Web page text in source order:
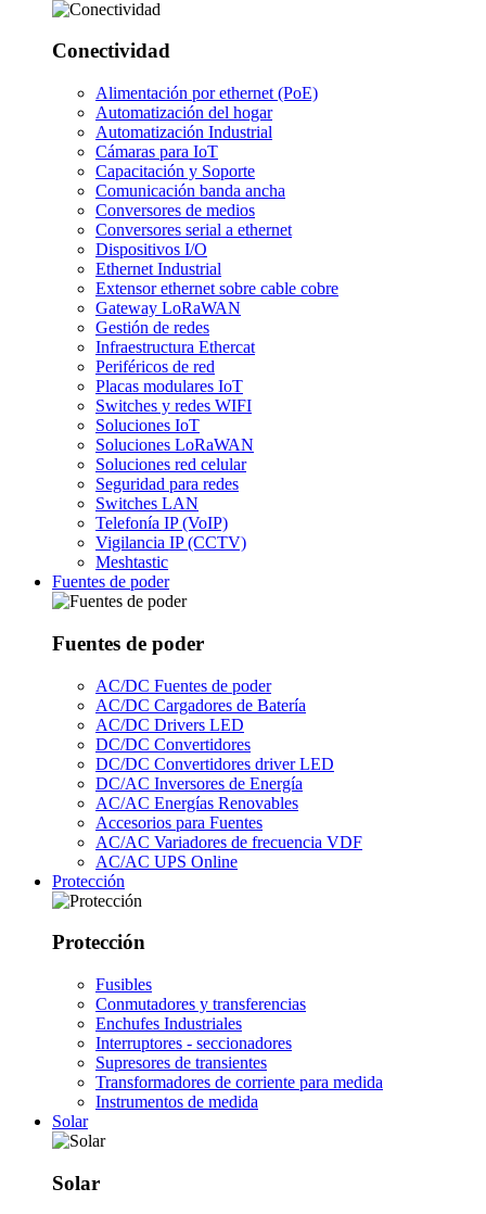
Conectividad
Alimentación por ethernet (PoE)
Automatización del hogar
Automatización Industrial
Cámaras para IoT
Capacitación y Soporte
Comunicación banda ancha
Conversores de medios
Conversores serial a ethernet
Dispositivos I/O
Ethernet Industrial
Extensor ethernet sobre cable cobre
Gateway LoRaWAN
Gestión de redes
Infraestructura Ethercat
Periféricos de red
Placas modulares IoT
Switches y redes WIFI
Soluciones IoT
Soluciones LoRaWAN
Soluciones red celular
Seguridad para redes
Switches LAN
Telefonía IP (VoIP)
Vigilancia IP (CCTV)
Meshtastic
Fuentes de poder
Fuentes de poder
AC/DC Fuentes de poder
AC/DC Cargadores de Batería
AC/DC Drivers LED
DC/DC Convertidores
DC/DC Convertidores driver LED
DC/AC Inversores de Energía
AC/AC Energías Renovables
Accesorios para Fuentes
AC/AC Variadores de frecuencia VDF
AC/AC UPS Online
Protección
Protección
Fusibles
Conmutadores y transferencias
Enchufes Industriales
Interruptores - seccionadores
Supresores de transientes
Transformadores de corriente para medida
Instrumentos de medida
Solar
Solar